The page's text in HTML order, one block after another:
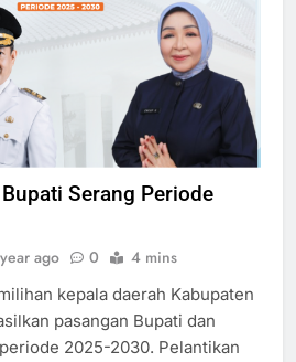
Serang Periode
ago 0 4 mins
kepala daerah Kabupaten
pasangan Bupati dan
2025-2030. Pelantikan